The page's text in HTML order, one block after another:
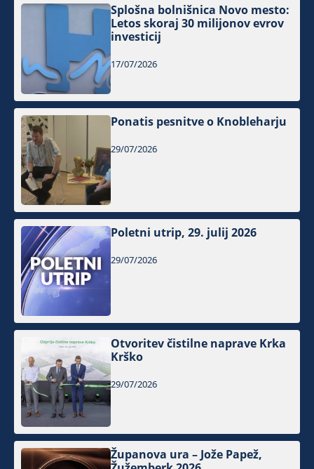
Splošna bolnišnica Novo mesto:
Letos skoraj 30 milijonov evrov
investicij
17/07/2026
Ponatis pesnitve o Knobleharju
29/07/2026
Poletni utrip, 29. julij 2026
29/07/2026
Otvoritev čistilne naprave Krka
Krško
29/07/2026
Županova ura – Jože Papež,